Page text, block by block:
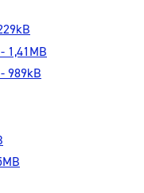
1,41MB
989kB